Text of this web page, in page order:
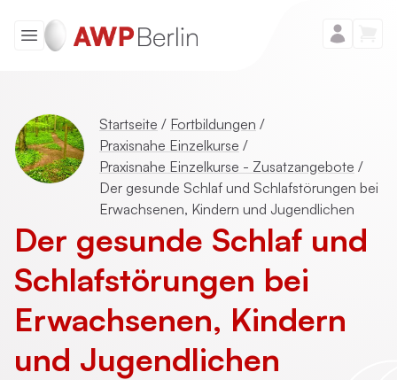
Startseite / Fortbildungen /
Praxisnahe Einzelkurse /
Praxisnahe Einzelkurse - Zusatzangebote /
Der gesunde Schlaf und Schlafstörungen bei
Erwachsenen, Kindern und Jugendlichen
Der gesunde Schlaf und
Schlaf­störungen bei
Erwachsenen, Kindern
und Jugendlichen